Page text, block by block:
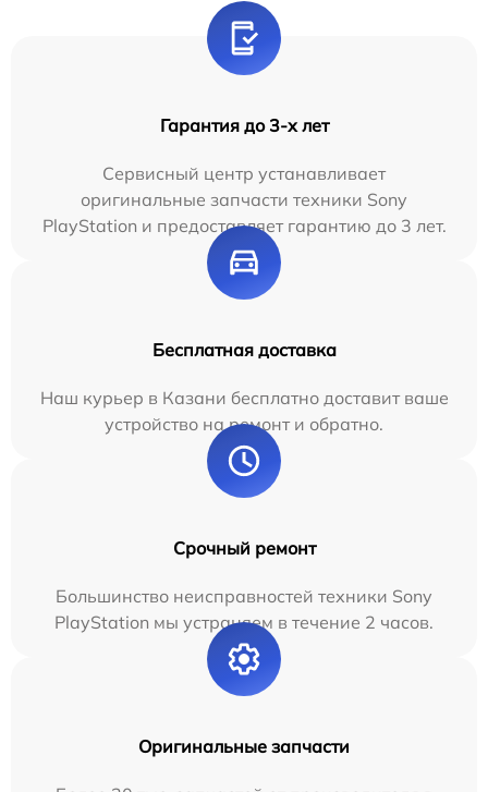
Гарантия до 3-х лет
Сервисный центр устанавливает
оригинальные запчасти техники Sony
PlayStation и предоставляет гарантию до 3 лет.
Бесплатная доставка
Наш курьер в Казани бесплатно доставит ваше
устройство на ремонт и обратно.
Срочный ремонт
Большинство неисправностей техники Sony
PlayStation мы устраняем в течение 2 часов.
Оригинальные запчасти